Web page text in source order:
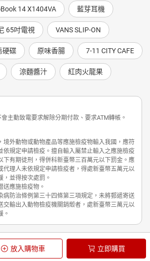
放入購物車 立即購買
14 X1404VA 藍芽耳機
65吋電視 VANS SLIP-ON
硬碟 原味香腸 7-11 CITY CAFE
涼麵醬汁 紅肉火龍果
主動致電要求解除分期付款、要求ATM轉帳。
境外動物或動物產品等應施檢疫物輸入我國，應符
依規定申請檢疫。擅自輸入屬禁止輸入之應施檢疫
下有期徒刑，得併科新臺幣三百萬元以下罰金。應
代理人未依規定申請檢疫者，得處新臺幣五萬元以
，並得按次處罰。
送應施檢疫物。
病防治條例第三十四條第三項規定，未將郵遞寄送
交輸出入動物檢疫機關銷燬者，處新臺幣三萬元以
。
私權政策